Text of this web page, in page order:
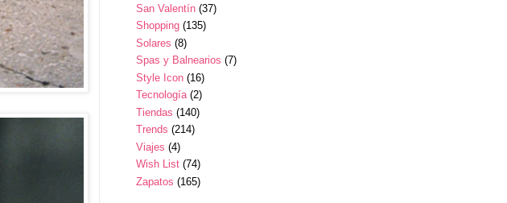
San Valentín (37)
Shopping (135)
Solares (8)
Spas y Balnearios (7)
Style Icon (16)
Tecnología (2)
Tiendas (140)
Trends (214)
Viajes (4)
Wish List (74)
Zapatos (165)